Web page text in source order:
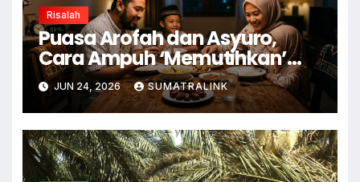
Risalah
Puasa Arofah dan Asyuro,
Cara Ampuh ‘Memutihkan’
Dosa
JUN 24, 2026 SUMATRALINK